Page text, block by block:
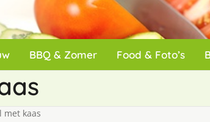
BBQ & Zomer Food & Foto’s
met kaas